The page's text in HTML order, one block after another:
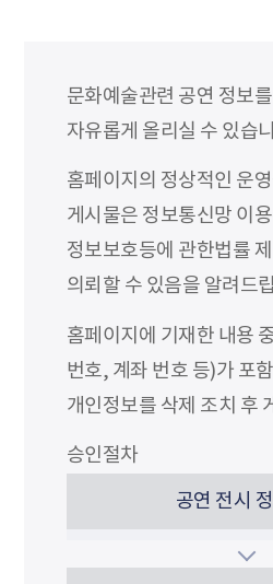
문화예술관련 공연 정보
자유롭게 올리실 수 있습
홈페이지의 정상적인 운
게시물은 정보통신망 이
정보보호등에 관한법률
의뢰할 수 있음을 알려드
홈페이지에 기재한 내용
번호, 계좌 번호 등)가 포
개인정보를 삭제 조치 후
승인절차
공연 전시